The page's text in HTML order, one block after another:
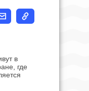
в
где